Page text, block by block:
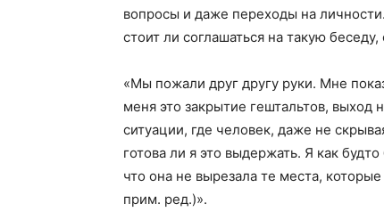
вопросы и даже переходы на
стоит ли соглашаться на такую
«Мы пожали друг другу руки. Мне
меня это закрытие гештальтов, выход
ситуации, где человек, даже не
готова ли я это выдержать. Я как
что она не вырезала те места,
прим. ред.)».